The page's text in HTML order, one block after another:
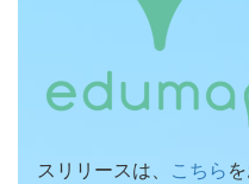
スリリースは、 こちら